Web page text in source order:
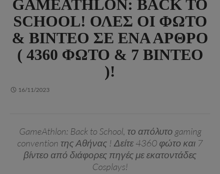
GAMEATHLON: BACK TO
SCHOOL! ΌΛΕΣ ΟΙ ΦΏΤΟ
& ΒΊΝΤΕΟ ΣΕ ΈΝΑ ΆΡΘΡΟ
( 4360 ΦΏΤΟ & 7 ΒΊΝΤΕΟ
)!
16/11/2023
GameAthlon: Back to School, το απόλυτο gaming
convention της Αθήνας ! Δείτε 4360 φώτο και 7
βίντεο από διάφορες πηγές με εκατοντάδες
Cosplays!